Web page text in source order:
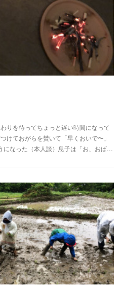
りを待ってちょっと遅い時間になって
けておがらを焚いて「早くおいで〜」
になった（本人談）息子は「お、おば…